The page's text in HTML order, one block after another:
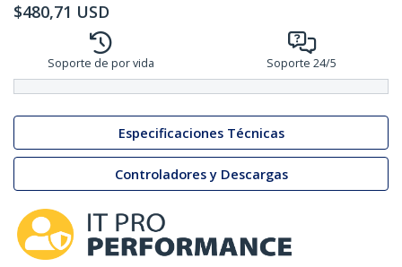
$480,71 USD
Soporte de por vida Soporte 24/5
Especificaciones Técnicas
Controladores y Descargas